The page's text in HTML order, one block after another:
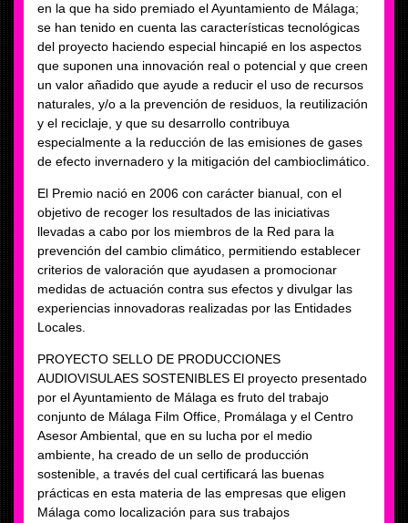
en la que ha sido premiado el Ayuntamiento de Málaga;
se han tenido en cuenta las características tecnológicas
del proyecto haciendo especial hincapié en los aspectos
que suponen una innovación real o potencial y que creen
un valor añadido que ayude a reducir el uso de recursos
naturales, y/o a la prevención de residuos, la reutilización
y el reciclaje, y que su desarrollo contribuya
especialmente a la reducción de las emisiones de gases
de efecto invernadero y la mitigación del cambioclimático.
El Premio nació en 2006 con carácter bianual, con el
objetivo de recoger los resultados de las iniciativas
llevadas a cabo por los miembros de la Red para la
prevención del cambio climático, permitiendo establecer
criterios de valoración que ayudasen a promocionar
medidas de actuación contra sus efectos y divulgar las
experiencias innovadoras realizadas por las Entidades
Locales.
PROYECTO SELLO DE PRODUCCIONES
AUDIOVISULAES SOSTENIBLES El proyecto presentado
por el Ayuntamiento de Málaga es fruto del trabajo
conjunto de Málaga Film Office, Promálaga y el Centro
Asesor Ambiental, que en su lucha por el medio
ambiente, ha creado de un sello de producción
sostenible, a través del cual certificará las buenas
prácticas en esta materia de las empresas que eligen
Málaga como localización para sus trabajos